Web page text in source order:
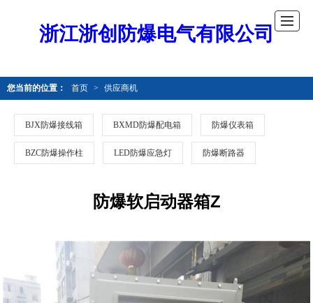
浙江浙创防爆电气有限公司
您当前的位置： 首页 > 供应商机
BJX防爆接线箱 BXMD防爆配电箱 防爆仪表箱
BZC防爆操作柱 LED防爆应急灯 防爆断路器
防爆软启动器箱Z